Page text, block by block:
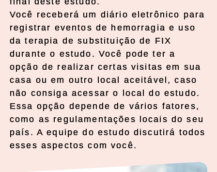
Você receberá um diário eletrônico para
registrar eventos de hemorragia e uso
da terapia de substituição de FIX
durante o estudo. Você pode ter a
opção de realizar certas visitas em sua
casa ou em outro local aceitável, caso
não consiga acessar o local do estudo.
Essa opção depende de vários fatores,
como as regulamentações locais do seu
país. A equipe do estudo discutirá todos
esses aspectos com você.